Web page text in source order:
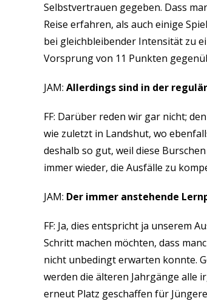
Selbstvertrauen gegeben. Dass
Reise erfahren, als auch einige
bei gleichbleibender Intensität zu
Vorsprung von 11 Punkten
JAM: Allerdings sind in der
FF: Darüber reden wir gar nicht;
wie zuletzt in Landshut, wo
deshalb so gut, weil diese
immer wieder, die Ausfälle zu
JAM: Der immer anstehende
FF: Ja, dies entspricht ja unserem
Schritt machen möchten, dass
nicht unbedingt erwarten konnte.
werden die älteren Jahrgänge alle
erneut Platz geschaffen für